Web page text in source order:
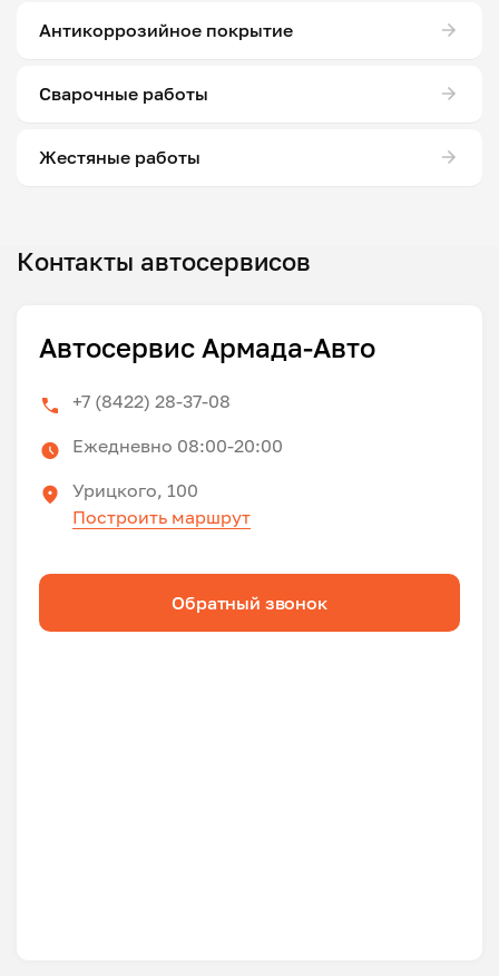
Антикоррозийное покрытие
Сварочные работы
Жестяные работы
Контакты автосервисов
Автосервис Армада-Авто
+7 (8422) 28-37-08
Ежедневно 08:00-20:00
Урицкого, 100
Построить маршрут
Обратный звонок